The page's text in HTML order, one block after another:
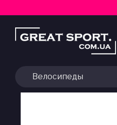
Велосипеды